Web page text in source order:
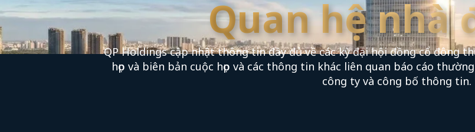
Quan hệ nhà
QP Holdings cập nhật thông tin đầy đủ về các kỳ đại hội đồng cổ đông
họp và biên bản cuộc họp và các thông tin khác liên quan báo cáo
công ty và công bố thông tin.